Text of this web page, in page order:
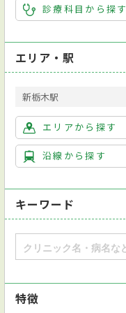
診療科目から探す
エリア・駅
新栃木駅
エリアから探す
沿線から探す
キーワード
特徴